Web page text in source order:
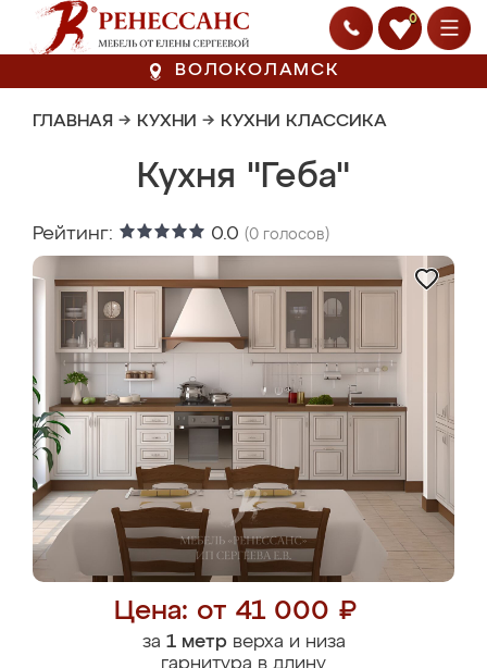
0
ВОЛОКОЛАМСК
ГЛАВНАЯ → КУХНИ → КУХНИ КЛАССИКА
Кухня "Геба"
Рейтинг: 0.0 (0 голосов)
Цена: от 41 000 ₽
за 1 метрверха и низа
гарнитура в длину